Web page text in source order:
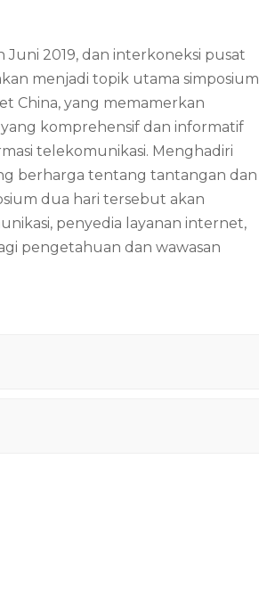
Juni 2019, dan interkoneksi pusat
menjadi topik utama simposium
China, yang memamerkan
komprehensif dan informatif
telekomunikasi. Menghadiri
berharga tentang tantangan dan
dua hari tersebut akan
penyedia layanan internet,
pengetahuan dan wawasan